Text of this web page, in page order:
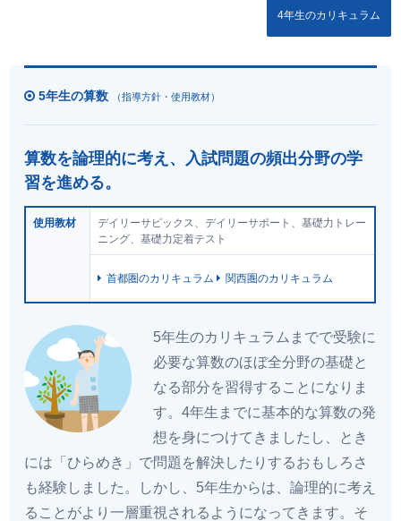
4年生のカリキュラム
5年生の算数 （指導方針・使用教材）
算数を論理的に考え、入試問題の頻出分野の学
習を進める。
使用教材
デイリーサピックス、デイリーサポート、基礎力トレー
ニング、基礎力定着テスト
首都圏のカリキュラム 関西圏のカリキュラム
5年生のカリキュラムまでで受験に
必要な算数のほぼ全分野の基礎と
なる部分を習得することになりま
す。4年生までに基本的な算数の発
想を身につけてきましたし、とき
には「ひらめき」で問題を解決したりするおもしろさ
も経験しました。しかし、5年生からは、論理的に考え
ることがより一層重視されるようになってきます。そ